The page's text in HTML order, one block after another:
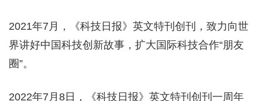
2021年7月，《科技日报》英文特刊创刊，致力向世
界讲好中国科技创新故事，扩大国际科技合作“朋友
圈”。
2022年7月8日，《科技日报》英文特刊创刊一周年